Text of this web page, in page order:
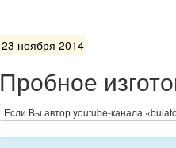
23 ноября 2014
Пробное
Если Вы автор youtube-канала